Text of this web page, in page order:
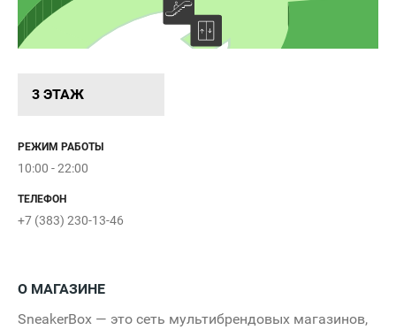
3 ЭТАЖ
РЕЖИМ РАБОТЫ
10:00 - 22:00
ТЕЛЕФОН
+7 (383) 230-13-46
Beat
О МАГАЗИНЕ
SneakerBox — это сеть мультибрендовых магазинов,